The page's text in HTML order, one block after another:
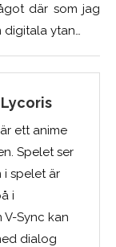
där som jag
ytan…
ett anime
Spelet ser
i spelet är
i
Sync kan
dialog